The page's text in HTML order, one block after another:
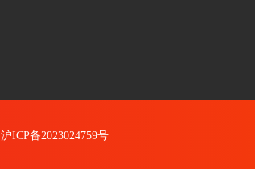
沪ICP备2023024759号